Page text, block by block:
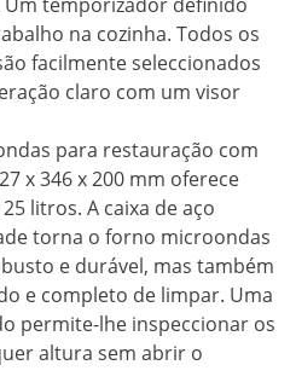
na cozinha. Todos os
facilmente seleccionados
claro com um visor
para restauração com
x 346 x 200 mm oferece
litros. A caixa de aço
torna o forno microondas
e durável, mas também
e completo de limpar. Uma
permite-lhe inspeccionar os
altura sem abrir o